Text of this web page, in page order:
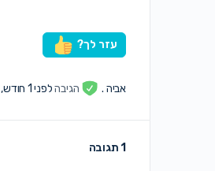
עזר לך?
אביה . הגיבהלפני 1 חודש, 3 שבועות
1 תגובה